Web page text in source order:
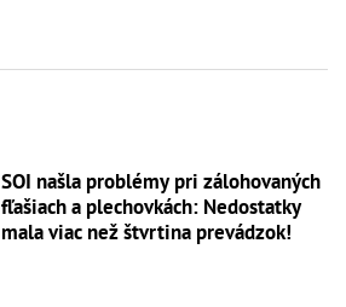
SOI našla problémy pri zálohovaných
fľašiach a plechovkách: Nedostatky
mala viac než štvrtina prevádzok!